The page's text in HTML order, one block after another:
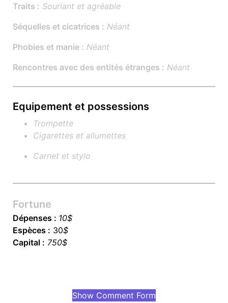
Traits : Souriant et agréable
Séquelles et cicatrices : Néant
Phobies et manie : Néant
Rencontres avec des entités étranges : Néant
Equipement et possessions
Trompette
Cigarettes et allumettes
Carnet et stylo
Fortune
Dépenses : 10$
Espèces : 30$
Capital : 750$
Show Comment Form